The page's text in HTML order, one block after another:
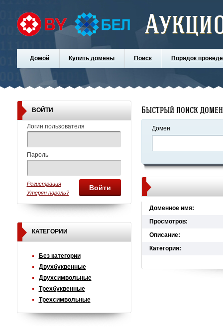
Домой Купить домены Поиск Порядок
ВОЙТИ
Логин пользователя
Пароль
Войти
Регистрация
Утерян пароль?
КАТЕГОРИИ
Без категории
Двухбуквенные
Двухсимвольные
Трехбуквенные
Трехсимвольные
Быстрый поиск
Домен
Доменное имя:
Просмотров:
Описание:
Категория: